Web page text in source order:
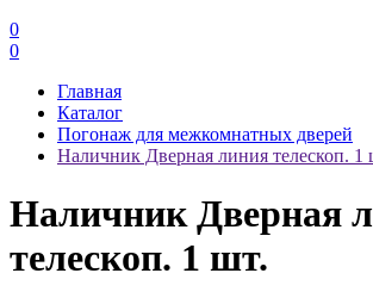
0
0
Главная
Каталог
Погонаж для межкомнатных дверей
Наличник Дверная линия телескоп. 1
Наличник Дверная
телескоп. 1 шт.